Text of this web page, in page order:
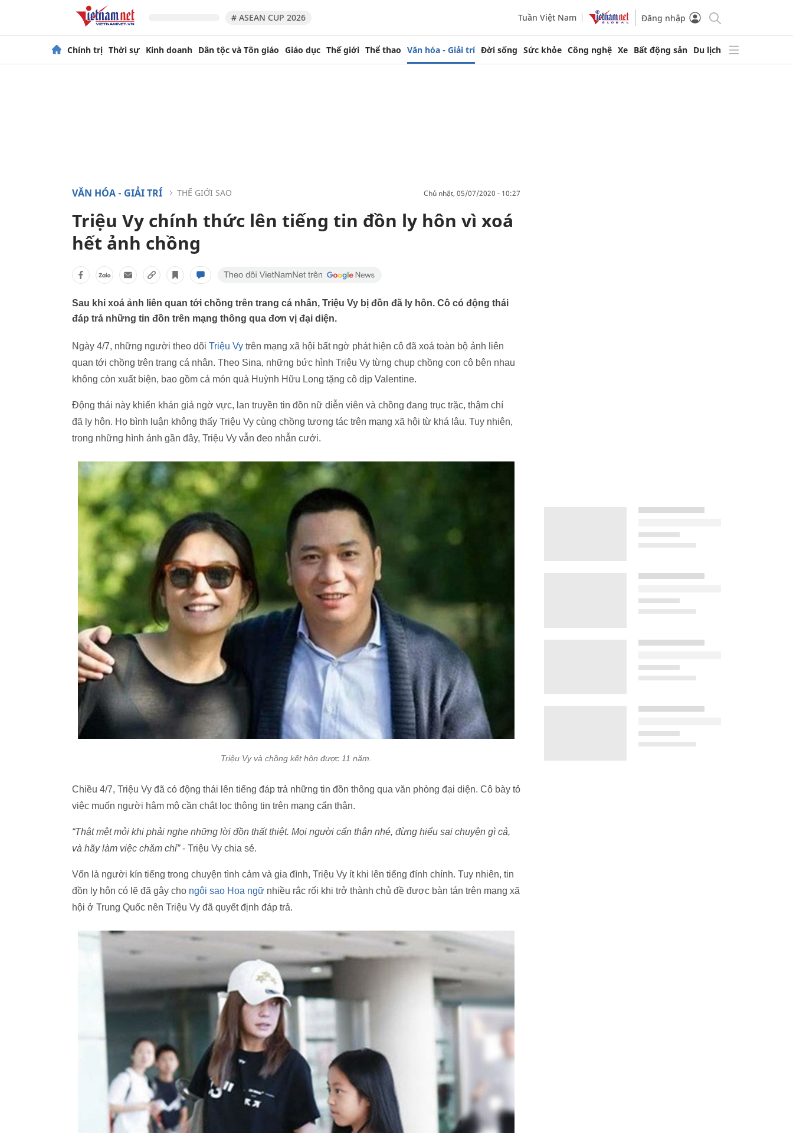
# ASEAN CUP 2026 Tuần Việt Nam Đăng nhập
Chính trị Thời sự Kinh doanh Dân tộc và Tôn giáo Giáo dục Thế giới Thể thao Văn hóa - Giải trí Đời sống Sức khỏe Công nghệ Xe Bất động sản Du lịch
VĂN HÓA - GIẢI TRÍ THẾ GIỚI SAO chủ nhật, 05/07/2020 - 10:27
Triệu Vy chính thức lên tiếng tin đồn ly hôn vì xoá
hết ảnh chồng
Sau khi xoá ảnh liên quan tới chồng trên trang cá nhân, Triệu Vy bị đồn đã ly hôn. Cô có động thái
đáp trả những tin đồn trên mạng thông qua đơn vị đại diện.
Ngày 4/7, những người theo dõi Triệu Vy trên mạng xã hội bất ngờ phát hiện cô đã xoá toàn bộ ảnh liên
quan tới chồng trên trang cá nhân. Theo Sina, những bức hình Triệu Vy từng chụp chồng con cô bên nhau
không còn xuất biện, bao gồm cả món quà Huỳnh Hữu Long tặng cô dịp Valentine.
Động thái này khiến khán giả ngờ vực, lan truyền tin đồn nữ diễn viên và chồng đang trục trặc, thậm chí
đã ly hôn. Họ bình luận không thấy Triệu Vy cùng chồng tương tác trên mạng xã hội từ khá lâu. Tuy nhiên,
trong những hình ảnh gần đây, Triệu Vy vẫn đeo nhẫn cưới.
Triệu Vy và chồng kết hôn được 11 năm.
Chiều 4/7, Triệu Vy đã có động thái lên tiếng đáp trả những tin đồn thông qua văn phòng đại diện. Cô bày tỏ
việc muốn người hâm mộ cần chắt lọc thông tin trên mạng cẩn thận.
“Thật mệt mỏi khi phải nghe những lời đồn thất thiệt. Mọi người cẩn thận nhé, đừng hiểu sai chuyện gì cả,
và hãy làm việc chăm chỉ”- Triệu Vy chia sẻ.
Vốn là người kín tiếng trong chuyện tình cảm và gia đình, Triệu Vy ít khi lên tiếng đính chính. Tuy nhiên, tin
đồn ly hôn có lẽ đã gây cho ngôi sao Hoa ngữ nhiều rắc rối khi trở thành chủ đề được bàn tán trên mạng xã
hội ở Trung Quốc nên Triệu Vy đã quyết định đáp trả.